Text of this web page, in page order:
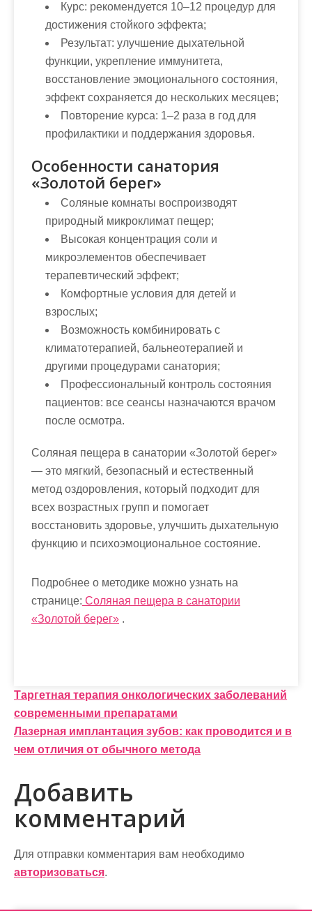
Курс: рекомендуется 10–12 процедур для
достижения стойкого эффекта;
Результат: улучшение дыхательной
функции, укрепление иммунитета,
восстановление эмоционального состояния,
эффект сохраняется до нескольких месяцев;
Повторение курса: 1–2 раза в год для
профилактики и поддержания здоровья.
Особенности санатория
«Золотой берег»
Соляные комнаты воспроизводят
природный микроклимат пещер;
Высокая концентрация соли и
микроэлементов обеспечивает
терапевтический эффект;
Комфортные условия для детей и
взрослых;
Возможность комбинировать с
климатотерапией, бальнеотерапией и
другими процедурами санатория;
Профессиональный контроль состояния
пациентов: все сеансы назначаются врачом
после осмотра.
Соляная пещера в санатории «Золотой берег»
— это мягкий, безопасный и естественный
метод оздоровления, который подходит для
всех возрастных групп и помогает
восстановить здоровье, улучшить дыхательную
функцию и психоэмоциональное состояние.
Подробнее о методике можно узнать на
странице: Соляная пещера в санатории
«Золотой берег» .
Н
а
в
и
г
а
ц
и
Таргетная терапия онкологических заболеваний
современными препаратами
Лазерная имплантация зубов: как проводится и в
чем отличия от обычного метода
Добавить
комментарий
Для отправки комментария вам необходимо
авторизоваться.